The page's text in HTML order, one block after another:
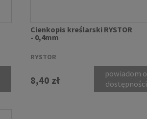
Cienkopis kreślarski RYSTOR
- 0,4mm
RYSTOR
8,40 zł
powiadom o
dostępności